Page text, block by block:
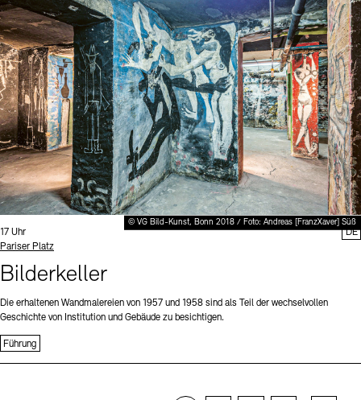
© VG Bild-Kunst, Bonn 2018 / Foto: Andreas [FranzXaver] Süß
Uhrzeit:
17 Uhr
Standort
Pariser Platz
Bilderkeller
Die erhaltenen Wandmalereien von 1957 und 1958 sind als Teil der wechselvollen
Geschichte von Institution und Gebäude zu besichtigen.
Führung
DE